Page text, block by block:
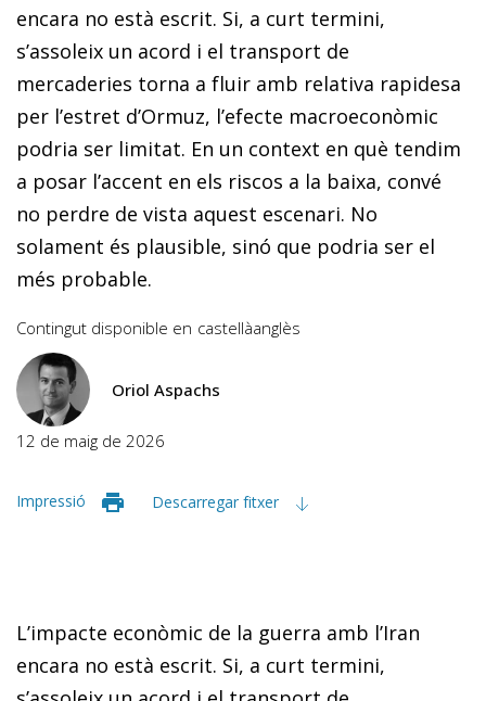
encara no està escrit. Si, a curt termini,
s’assoleix un acord i el transport de
mercaderies torna a fluir amb relativa rapidesa
per l’estret d’Ormuz, l’efecte macroeconòmic
podria ser limitat. En un context en què tendim
a posar l’accent en els riscos a la baixa, convé
no perdre de vista aquest escenari. No
solament és plausible, sinó que podria ser el
més probable.
Contingut disponible en castellàanglès
Oriol Aspachs
12 de maig de 2026
Impressió Descarregar fitxer
L’impacte econòmic de la guerra amb l’Iran
encara no està escrit. Si, a curt termini,